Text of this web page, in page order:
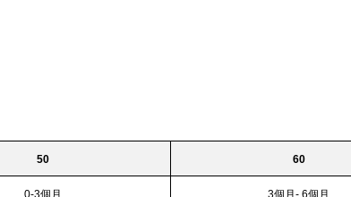
50 60
0-3個月 3個月- 6個月